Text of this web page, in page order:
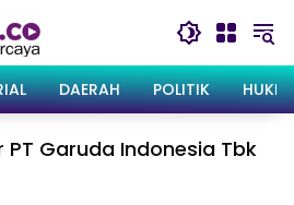
DAERAH POLITIK
PT Garuda Indonesia Tbk